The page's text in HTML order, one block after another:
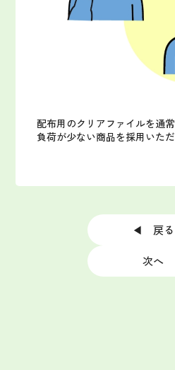
配布用のクリアファイルを通
負荷が少ない商品を採用いただ
◀ 戻
次へ